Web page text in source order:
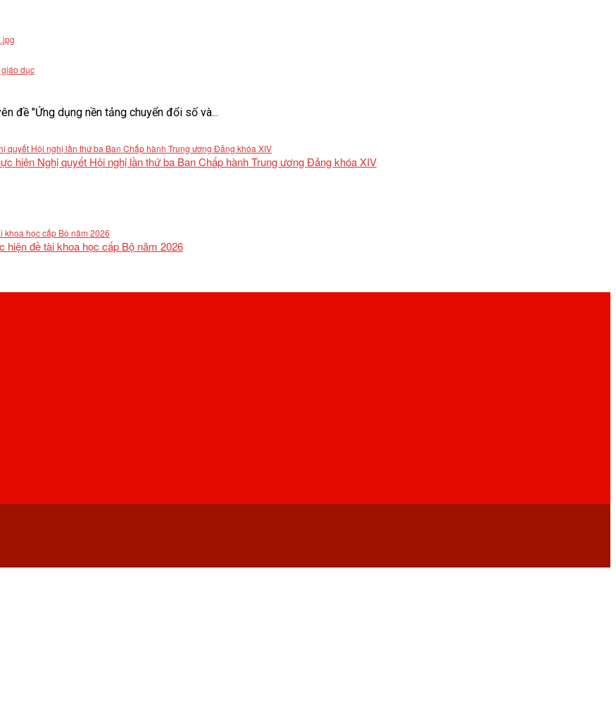
dục
đề "Ứng dụng nền tảng chuyển đổi số và...
hiện Nghị quyết Hội nghị lần thứ ba Ban Chấp hành Trung ương Đảng khóa XIV
hiện đề tài khoa học cấp Bộ năm 2026